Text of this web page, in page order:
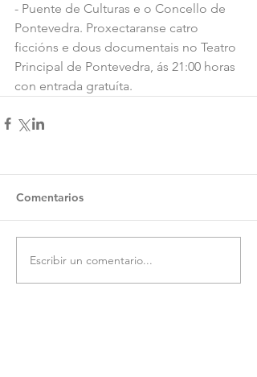
- Puente de Culturas e o Concello de
Pontevedra. Proxectaranse catro
ficcións e dous documentais no Teatro
Principal de Pontevedra, ás 21:00 horas
con entrada gratuíta.
Comentarios
Escribir un comentario...